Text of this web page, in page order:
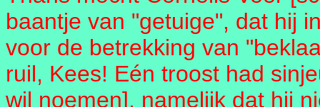
baantje van "getuige", dat hij
voor de betrekking van
ruil, Kees! Eén troost had
wil noemen], namelijk dat hij